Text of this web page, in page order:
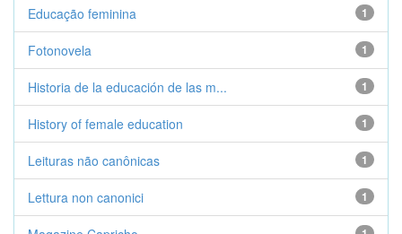
1
Educação feminina
1
Fotonovela
1
Historia de la educación de las m...
1
History of female education
1
Leituras não canônicas
1
Lettura non canonici